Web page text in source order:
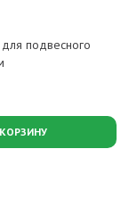
для подвесного